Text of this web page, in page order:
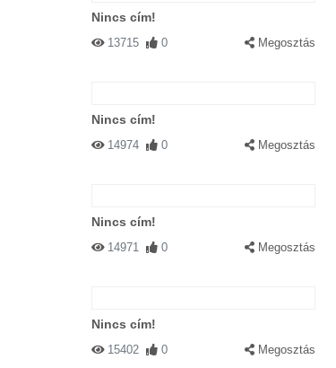
Nincs cím!
13715 0 Megosztás
Nincs cím!
14974 0 Megosztás
Nincs cím!
14971 0 Megosztás
Nincs cím!
15402 0 Megosztás